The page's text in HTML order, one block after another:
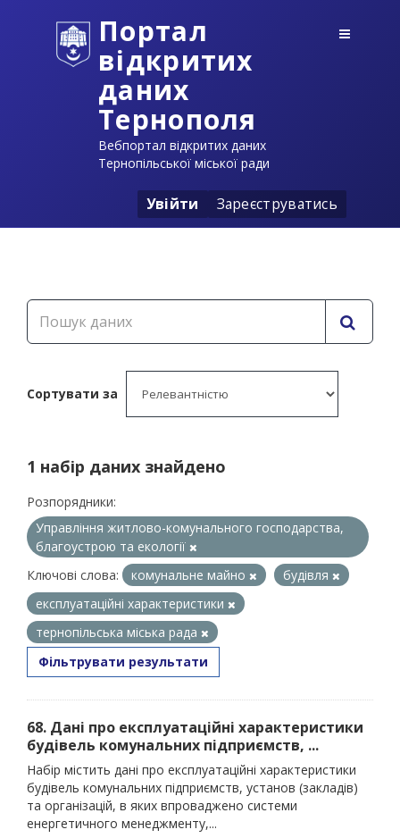
Портал
відкритих
даних
Тернополя
Вебпортал відкритих даних
Тернопільської міської ради
Увійти Зареєструватись
Сортувати за
1 набір даних знайдено
Розпорядники:
Управління житлово-комунального господарства,
благоустрою та екології
Ключові слова:
комунальне майно
будівля
експлуатаційні характеристики
тернопільська міська рада
Фільтрувати результати
68. Дані про експлуатаційні характеристики
будівель комунальних підприємств, ...
Набір містить дані про експлуатаційні характеристики
будівель комунальних підприємств, установ (закладів)
та організацій, в яких впроваджено системи
енергетичного менеджменту,...